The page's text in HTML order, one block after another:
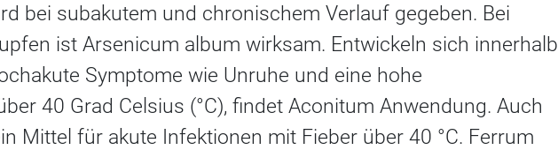
bei subakutem und chronischem Verlauf gegeben. Bei
ist Arsenicum album wirksam. Entwickeln sich innerhalb
Symptome wie Unruhe und eine hohe
40 Grad Celsius (°C), findet Aconitum Anwendung. Auch
Mittel für akute Infektionen mit Fieber über 40 °C. Ferrum